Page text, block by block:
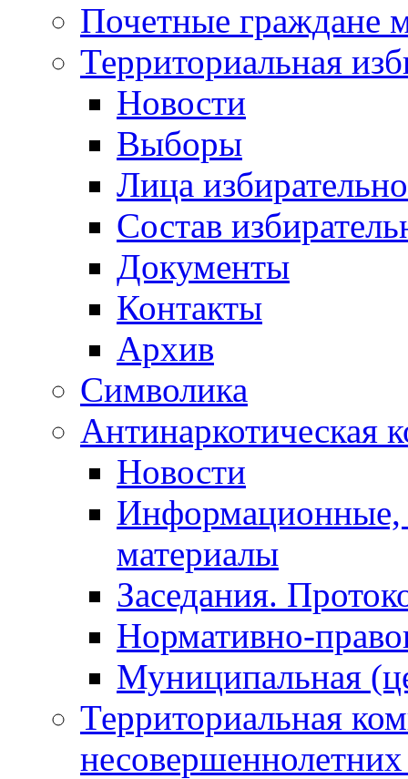
Почетные граждане
Территориальная
Новости
Выборы
Лица
Состав
Документы
Контакты
Архив
Символика
Антинаркотическая
Новости
Информационные,
материалы
Заседания.
Нормативно-
Муниципальная
Территориальная